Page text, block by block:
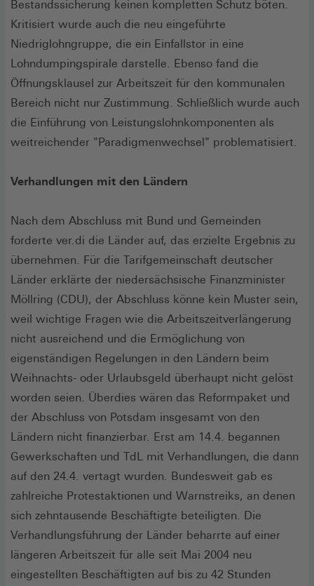
Bestandssicherung keinen kompletten Schutz böten.
Kritisiert wurde auch die neu eingeführte
Niedriglohngruppe, die ein Einfallstor in eine
Lohndumpingspirale darstelle. Ebenso fand die
Öffnungsklausel zur Arbeitszeit für den kommunalen
Bereich nicht nur Zustimmung. Schließlich wurde auch
die Einführung von Leistungslohnkomponenten als
weitreichender "Paradigmenwechsel" problematisiert.
Verhandlungen mit den Ländern
Nach dem Abschluss mit Bund und Gemeinden
forderte ver.di die Länder auf, das erzielte Ergebnis zu
übernehmen. Für die Tarifgemeinschaft deutscher
Länder erklärte der niedersächsische Finanzminister
Möllring (CDU), der Abschluss könne kein Muster sein,
weil wichtige Fragen wie die Arbeitszeitverlängerung
nicht ausreichend und die Ermöglichung von
eigenständigen Regelungen in den Ländern beim
Weihnachts- oder Urlaubsgeld überhaupt nicht gelöst
worden seien. Überdies wären das Reformpaket und
der Abschluss von Potsdam insgesamt von den
Ländern nicht finanzierbar. Erst am 14.4. begannen
Gewerkschaften und TdL mit Verhandlungen, die dann
auf den 24.4. vertagt wurden. Bundesweit gab es
zahlreiche Protestaktionen und Warnstreiks, an denen
sich zehntausende Beschäftigte beteiligten. Die
Verhandlungsführung der Länder beharrte auf einer
längeren Arbeitszeit für alle seit Mai 2004 neu
eingestellten Beschäftigten auf bis zu 42 Stunden